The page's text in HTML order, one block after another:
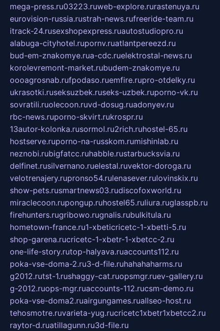
mega-press.ru03223.ruweb-explore.rurastenuya.ru
eurovision-russia.rustrah-news.rufreeride-team.ru
itrack-24.rusexshopexpress.ruautostudiopro.ru
alabuga-cityhotel.rupornv.ruatlantpereezd.ru
bud-em-znakomye.rua-cdc.ruelektrostal-news.ru
korolevremont-market.rubudem-znakomye.ru
oooagrosnab.rufpodaso.ruemfire.rupro-otdelky.ru
ukrasotki.ruseksuzbek.ruseks-uzbek.ruporno-vk.ru
sovratili.ruolecoon.ruvd-dosug.ruadonyev.ru
rbc-news.ruporno-skvirt.rukrospr.ru
13autor-kolonka.rusormol.ru2rich.ruhostel-65.ru
hostserve.ruporno-na-russkom.rumishinlab.ru
neznobi.rubigfatcc.ruhabble.rustarbucksvia.ru
delfinet.rusilvernano.ruelestal.ruvektor-doroga.ru
velotrenajery.rupronso54.rulenasever.rulovinskix.ru
show-pets.rusmartnews03.rudiscofoxworld.ru
miraclecoon.rupongup.ruhostel65.ruliura.ruglasspb.ru
firehunters.rugribowo.rugnalis.rubulkitula.ru
hometown-france.ru1-xbeticricetc-1-xbetti-5.ru
shop-garena.rucricetc-1-xbetr-1-xbetcc-2.ru
one-life-story.rutop-halyava.ruaccounts112.ru
poka-vse-doma-2.ru3-d-file.ruhahahaharms.ru
g2012.rutst-1.rushaggy-cat.ruopsmgr.ruev-gallery.ru
g-2012.ruops-mgr.ruaccounts-112.rucsm-demo.ru
poka-vse-doma2.ruairgungames.ruallseo-host.ru
tehosmotre.ruvarieta-yug.rucricetc1xbetr1xbetcc2.ru
raytor-d.ruatillagunn.ru3d-file.ru